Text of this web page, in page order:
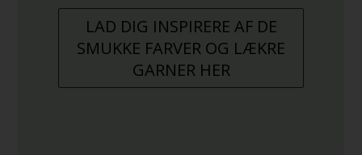
LAD DIG INSPIRERE AF DE
SMUKKE FARVER OG LÆKRE
GARNER HER